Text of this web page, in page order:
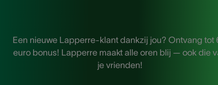
Een nieuwe Lapperre-klant dankzij jou? Ontvang tot
euro bonus! Lapperre maakt alle oren blij — ook die
je vrienden!